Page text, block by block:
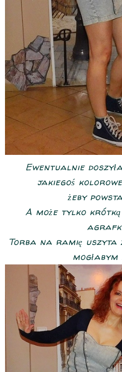
Ewentualnie
jakiegoś
żeby
A może tylko
Torba na ramię uszyta